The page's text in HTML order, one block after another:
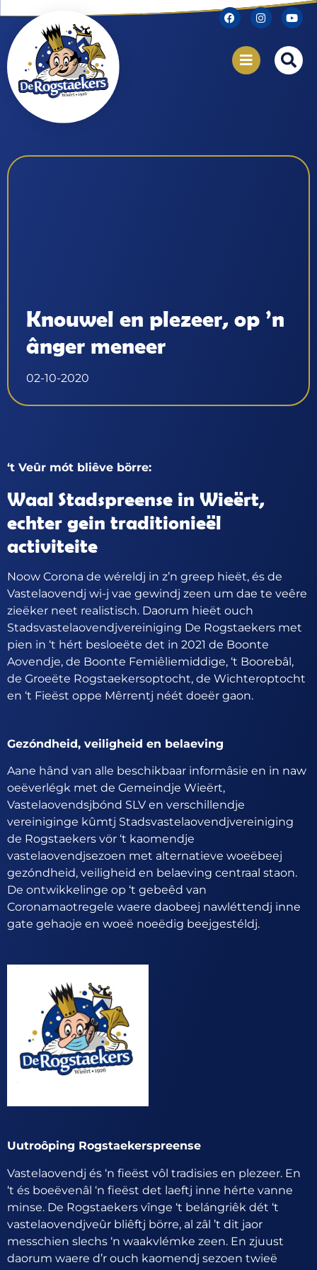
Knouwel en plezeer, op ’n
ânger meneer
02-10-2020
‘t Veûr mót bliêve börre:
Waal Stadspreense in Wieërt,
echter gein traditionieël
activiteite
Noow Corona de wéreldj in z’n greep hieët, és de
Vastelaovendj wi-j vae gewindj zeen um dae te veêre
zieëker neet realistisch. Daorum hieët ouch
Stadsvastelaovendjvereiniging De Rogstaekers met
pien in ‘t hért besloeëte det in 2021 de Boonte
Aovendje, de Boonte Femiêliemiddige, ‘t Boorebâl,
de Groeëte Rogstaekersoptocht, de Wichteroptocht
en ‘t Fieëst oppe Mêrrentj néét doeër gaon.
Gezóndheid, veiligheid en belaeving
Aane hând van alle beschikbaar informâsie en in naw
oeëverlégk met de Gemeindje Wieërt,
Vastelaovendsjbónd SLV en verschillendje
vereiniginge kûmtj Stadsvastelaovendjvereiniging
de Rogstaekers vör ‘t kaomendje
vastelaovendjsezoen met alternatieve woeëbeej
gezóndheid, veiligheid en belaeving centraal staon.
De ontwikkelinge op ‘t gebeêd van
Coronamaotregele waere daobeej nawléttendj inne
gate gehaoje en woeë noeëdig beejgestéldj.
Uutroôping Rogstaekerspreense
Vastelaovendj és ‘n fieëst vôl tradisies en plezeer. En
‘t és boeëvenâl ‘n fieëst det laeftj inne hérte vanne
minse. De Rogstaekers vînge ‘t belángriêk dét ‘t
vastelaovendjveûr bliêftj börre, al zâl ’t dit jaor
messchien slechs ‘n waakvlémke zeen. En zjuust
daorum waere d’r ouch kaomendj sezoen twieë